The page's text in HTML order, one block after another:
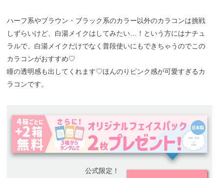
ハーフ系やブラウン・ブラック系のカラー以外のカラコンは挑戦
しずらいけど、白湯メイクはしてみたい…！という方にはナチュ
ラルで、白湯メイクだけでなく普段使いにもできちゃうのでこの
カラコンがおすすめ♡
瞳の透明感も出してくれます♡ほんのりピンク感が可愛すぎるカ
ラコンです。
公式限定！